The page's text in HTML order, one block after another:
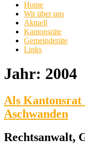
Home
Wir über uns
Aktuell
Kantonsräte
Gemeinderäte
Links
Jahr: 2004
Als Kantonsrat
Aschwanden
Rechtsanwalt,